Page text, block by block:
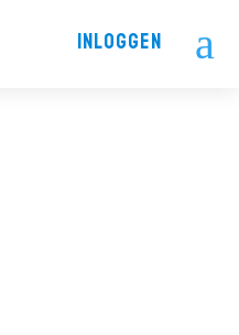
INLOGGEN a